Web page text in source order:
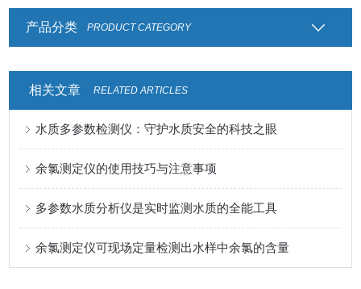
产品分类 PRODUCT CATEGORY
相关文章 RELATED ARTICLES
水质多参数检测仪：守护水质安全的科技之眼
余氯测定仪的使用技巧与注意事项
多参数水质分析仪是实时监测水质的全能工具
余氯测定仪可现场定量检测出水样中余氯的含量